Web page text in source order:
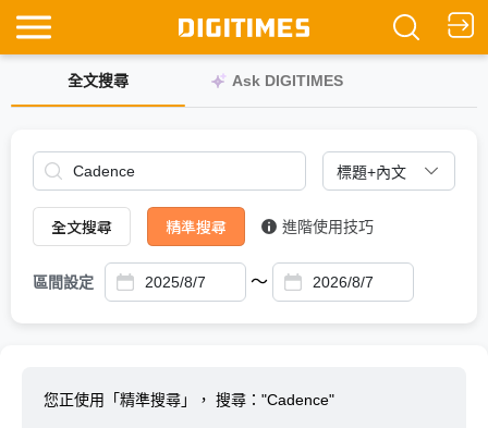
全文搜尋 Ask DIGITIMES
全文搜尋 精準搜尋 進階使用技巧
區間設定 ～
您正使用「精準搜尋」， 搜尋："Cadence"